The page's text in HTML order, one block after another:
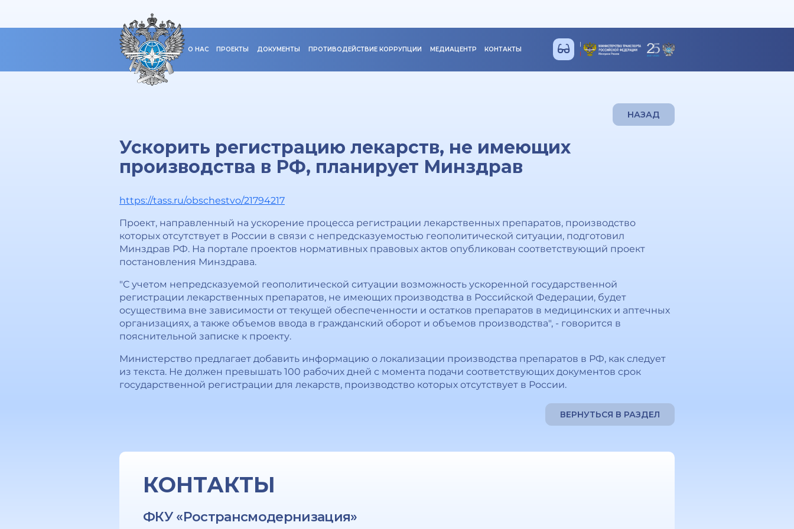
О НАС ПРОЕКТЫ ДОКУМЕНТЫ ПРОТИВОДЕЙСТВИЕ КОРРУПЦИИ МЕДИАЦЕНТР КОНТАКТЫ
НАЗАД
Ускорить регистрацию лекарств, не имеющих
производства в РФ, планирует Минздрав
https://tass.ru/obschestvo/21794217
Проект, направленный на ускорение процесса регистрации лекарственных препаратов, производство
которых отсутствует в России в связи с непредсказуемостью геополитической ситуации, подготовил
Минздрав РФ. На портале проектов нормативных правовых актов опубликован соответствующий проект
постановления Минздрава.
"С учетом непредсказуемой геополитической ситуации возможность ускоренной государственной
регистрации лекарственных препаратов, не имеющих производства в Российской Федерации, будет
осуществима вне зависимости от текущей обеспеченности и остатков препаратов в медицинских и аптечных
организациях, а также объемов ввода в гражданский оборот и объемов производства", - говорится в
пояснительной записке к проекту.
Министерство предлагает добавить информацию о локализации производства препаратов в РФ, как следует
из текста. Не должен превышать 100 рабочих дней с момента подачи соответствующих документов срок
государственной регистрации для лекарств, производство которых отсутствует в России.
ВЕРНУТЬСЯ В РАЗДЕЛ
КОНТАКТЫ
ФКУ «Ространсмодернизация»